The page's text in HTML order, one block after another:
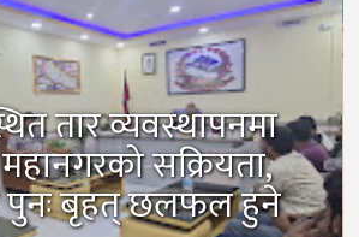
तार व्यवस्थापनमा
सक्रियता,
पुनः बृहत् छलफल हुने